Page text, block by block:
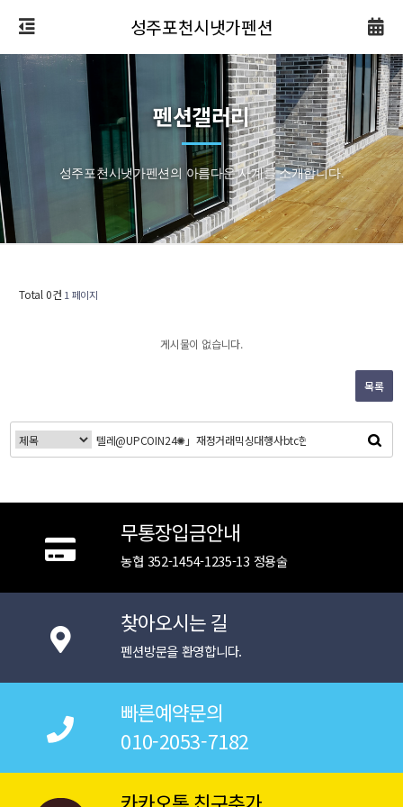
성주포천시냇가펜션
펜션갤러리
성주포천시냇가펜션의 아름다운 사계를 소개합니다.
Total 0건 1 페이지
게시물이 없습니다.
목록
무통장입금안내
농협 352-1454-1235-13 정용술
찾아오시는 길
펜션방문을 환영합니다.
빠른예약문의
010-2053-7182